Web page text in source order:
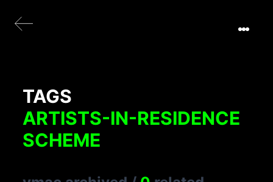
TAGS
ARTISTS-IN-RESIDENCE
SCHEME